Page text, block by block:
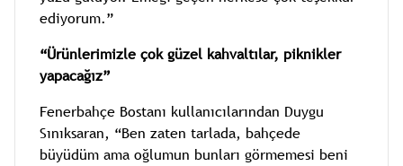
ediyorum.”
“Ürünlerimizle çok güzel kahvaltılar, piknikler
yapacağız”
Fenerbahçe Bostanı kullanıcılarından Duygu
Sınıksaran, “Ben zaten tarlada, bahçede
büyüdüm ama oğlumun bunları görmemesi beni